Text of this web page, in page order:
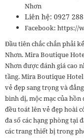
Nhơn
Liên hệ: 0927
Facebook: https://
Đầu tiên chắc chắn phải
Nhơn. Mira Boutique
Nhơn được đánh giá cao
tầng. Mira Boutique
vẻ đẹp sang trọng và
bình dị, mộc mạc của hồn
đều toát lên vẻ đẹp hoài
đa số các hạng phòng tại
các trang thiết bị trong